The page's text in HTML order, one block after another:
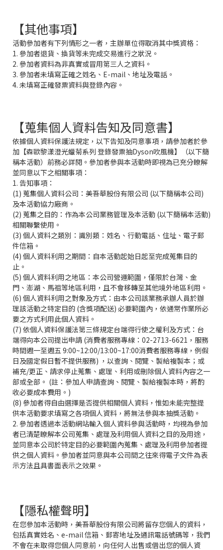
【其他事項】
活動參加者有下列情形之一者，主辦單位得取消其中獎資格：
1. 參加者退貨、換貨等未完成交易進行之狀況。
2. 參加者資料為非真實或冒用第三人之資料。
3. 參加者未填寫正確之姓名、E-mail、地址及電話。
4. 未填寫正確發票資料與登錄內容。
【蒐集個人資料告知及同意書】
依據個人資料保護法規定，以下告知及同意事項，請參加者於參
加【森歐黎漾澄光蠟菊系列 登錄發票抽Dyson吹風機】（以下簡
稱本活動）前務必詳閱。參加者參與本活動時即視為已充分瞭解
並同意以下之相關事項：
1. 告知事項：
(1) 蒐集個人資料公司：美吾華股份有限公司 (以下簡稱本公司)
及本活動協力廠商。
(2) 蒐集之目的：作為本公司業務管理及本活動 (以下簡稱本活動)
相關聯繫使用。
(3) 個人資料之類別：識別類：姓名、行動電話、住址、電子郵
件信箱。
(4) 個人資料利用之期間：自本活動起始日起至完成蒐集目的
止。
(5) 個人資料利用之地區：本公司營運範圍，僅限於台灣、金
門、澎湖、馬祖等地區利用，且不會移轉至其他境外地區利用。
(6) 個人資料利用之對象及方式：由本公司該業務承辦人員於辦
理該活動之特定目的 (含獎項配送) 必要範圍內，依通常作業所必
要之方式利用此個人資料。
(7) 依個人資料保護法第三條規定台端得行使之權利及方式：台
端得向本公司提出申請 (消費者服務專線：02-2713-6621，服務
時間週一至週五 9:00~12:00/13:00~17:00消費者服務專線，例假
日及國定假日暫不提供服務) ，以查詢、閱覽、製給複製本；或
補充/更正、請求停止蒐集、處理、利用或刪除個人資料內容之一
部或全部。 (註：參加人申請查詢、閱覽、製給複製本時，將酌
收必要成本費用。)
(8) 參加者得自由選擇是否提供相關個人資料，惟如未能完整提
供本活動要求填寫之各項個人資料，將無法參與本抽獎活動。
2. 參加者透過本活動網站輸入個人資料參與活動時，均視為參加
者已清楚瞭解本公司蒐集、處理及利用個人資料之目的及用途，
並同意本公司於特定目的必要範圍內蒐集、處理及利用參加者提
供之個人資料。參加者並同意與本公司間之往來得電子文件為表
示方法且具書面表示之效果。
【隱私權聲明】
在您參加本活動時，美吾華股份有限公司將留存您個人的資料，
包括真實姓名、e-mail 信箱、郵寄地址及通訊電話號碼等，我們
不會在未取得您個人同意前，向任何人出售或借出您的個人資